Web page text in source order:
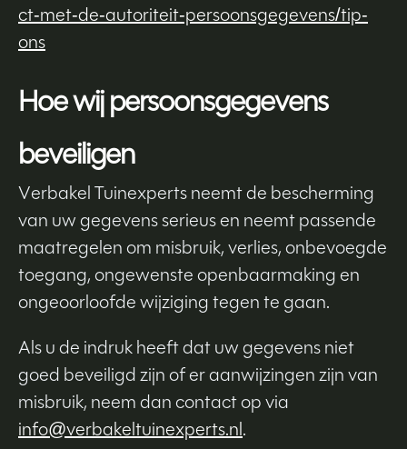
ct-met-de-autoriteit-persoonsgegevens/tip-
ons
Hoe wij persoonsgegevens
beveiligen
Verbakel Tuinexperts neemt de bescherming
van uw gegevens serieus en neemt passende
maatregelen om misbruik, verlies, onbevoegde
toegang, ongewenste openbaarmaking en
ongeoorloofde wijziging tegen te gaan.
Als u de indruk heeft dat uw gegevens niet
goed beveiligd zijn of er aanwijzingen zijn van
misbruik, neem dan contact op via
info@verbakeltuinexperts.nl.